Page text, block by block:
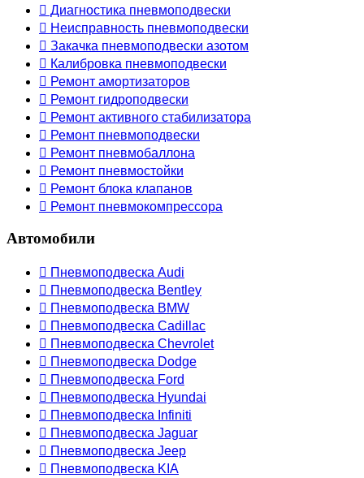
 Диагностика пневмоподвески
 Неисправность пневмоподвески
 Закачка пневмоподвески азотом
 Калибровка пневмоподвески
 Ремонт амортизаторов
 Ремонт гидроподвески
 Ремонт активного стабилизатора
 Ремонт пневмоподвески
 Ремонт пневмобаллона
 Ремонт пневмостойки
 Ремонт блока клапанов
 Ремонт пневмокомпрессора
Автомобили
 Пневмоподвеска Audi
 Пневмоподвеска Bentley
 Пневмоподвеска BMW
 Пневмоподвеска Cadillac
 Пневмоподвеска Chevrolet
 Пневмоподвеска Dodge
 Пневмоподвеска Ford
 Пневмоподвеска Hyundai
 Пневмоподвеска Infiniti
 Пневмоподвеска Jaguar
 Пневмоподвеска Jeep
 Пневмоподвеска KIA